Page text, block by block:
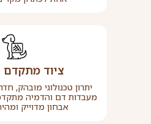
ציוד מתקדם
יתרון טכנולוגי מובהק,
מעבדות דם והדמיה
אבחון מדוייק